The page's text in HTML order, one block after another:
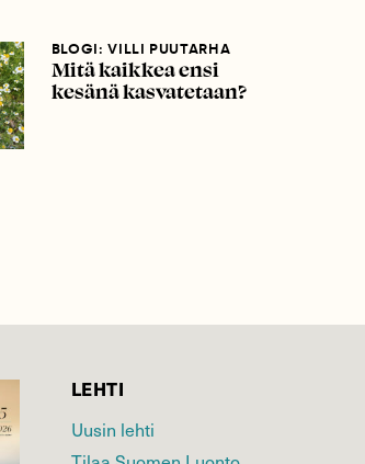
BLOGI: VILLI PUUTARHA
Mitä kaikkea ensi
kesänä kasvatetaan?
LEHTI
Uusin lehti